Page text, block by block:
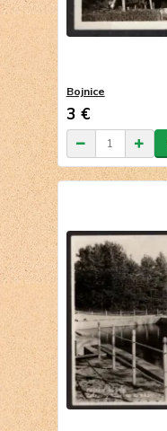
Bojnice
3 €